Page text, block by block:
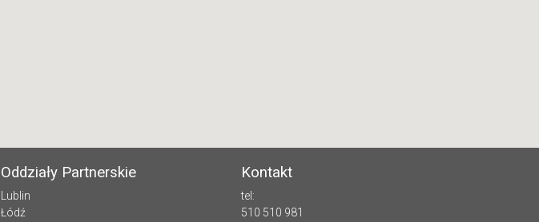
Oddziały Partnerskie
Lublin
Łódź
Kontakt
tel:
510 510 981